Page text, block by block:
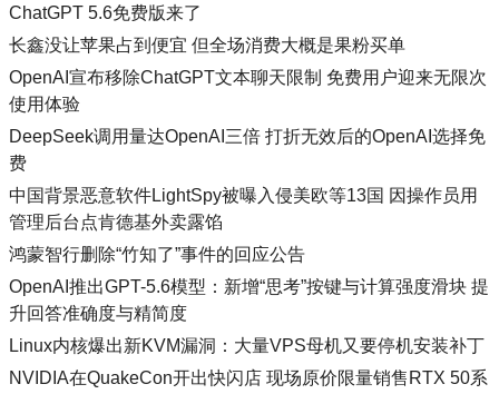
ChatGPT 5.6免费版来了
长鑫没让苹果占到便宜 但全场消费大概是果粉买单
OpenAI宣布移除ChatGPT文本聊天限制 免费用户迎来无限次
使用体验
DeepSeek调用量达OpenAI三倍 打折无效后的OpenAI选择免
费
中国背景恶意软件LightSpy被曝入侵美欧等13国 因操作员用
管理后台点肯德基外卖露馅
鸿蒙智行删除“竹知了”事件的回应公告
OpenAI推出GPT-5.6模型：新增“思考”按键与计算强度滑块 提
升回答准确度与精简度
Linux内核爆出新KVM漏洞：大量VPS母机又要停机安装补丁
NVIDIA在QuakeCon开出快闪店 现场原价限量销售RTX 50系